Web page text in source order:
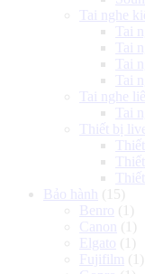
Tai nghe
Tai
Tai
Tai
Tai
Tai nghe
Tai
Thiết bị
Bảo hành
(15)
Benro (1)
Canon
(1)
Elgato (1)
Fujifilm (1)